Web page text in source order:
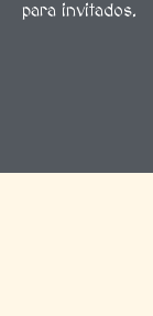
para invitados.